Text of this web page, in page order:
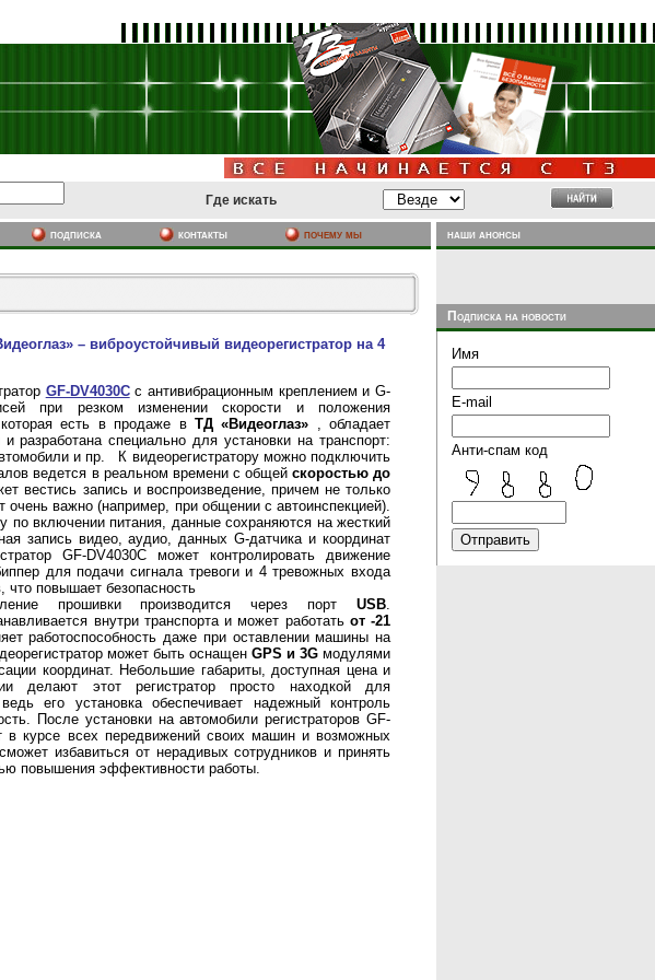
Где искать
подписка контакты почему мы наши анонсы
– виброустойчивый видеорегистратор на 4
GF-DV4030Cс антивибрационным креплением и G-
при резком изменении скорости и положения
которая есть в продаже в ТД «Видеоглаз» , обладает
разработана специально для установки на транспорт:
и пр. К видеорегистратору можно подключить
ведется в реальном времени с общей скоростью до
вестись запись и воспроизведение, причем не только
очень важно (например, при общении с автоинспекцией).
по включении питания, данные сохраняются на жесткий
запись видео, аудио, данных G-датчика и координат
GF-DV4030C может контролировать движение
для подачи сигнала тревоги и 4 тревожных входа
повышает безопасность
прошивки производится через порт USB.
внутри транспорта и может работать от -21
работоспособность даже при оставлении машины на
может быть оснащен GPS и 3G модулями
координат. Небольшие габариты, доступная цена и
делают этот регистратор просто находкой для
его установка обеспечивает надежный контроль
После установки на автомобили регистраторов GF-
в курсе всех передвижений своих машин и возможных
избавиться от нерадивых сотрудников и принять
повышения эффективности работы.
Подписка на новости
Имя
E-mail
Анти-спам код